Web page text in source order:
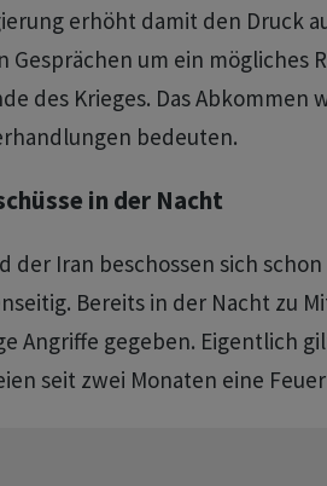
erhöht damit den Druck
Gesprächen um ein mögliches
des Krieges. Das Abkommen
bedeuten.
in der Nacht
der Iran beschossen sich
Bereits in der Nacht zu
Angriffe gegeben. Eigentlich
seit zwei Monaten eine